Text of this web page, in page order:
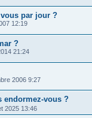
par jour ?
12:19
?
21:24
2006 9:27
endormez-vous ?
2025 13:46